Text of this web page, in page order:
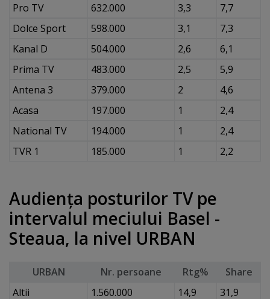
Pro TV
632.000 3,3
7,7
Dolce Sport
598.000 3,1
7,3
Kanal D
504.000 2,6
6,1
Prima TV
483.000 2,5
5,9
Antena 3
379.000 2
4,6
Acasa
197.000 1
2,4
National TV
194.000 1
2,4
TVR 1
185.000 1 2,2
Audienţa posturilor TV pe
intervalul meciului Basel -
Steaua, la nivel URBAN
URBAN Nr. persoane Rtg%
Share
Altii
1.560.000 14,9 31,9